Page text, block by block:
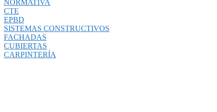
NORMATIVA
CTE
EPBD
SISTEMAS CONSTRUCTIVOS
FACHADAS
CUBIERTAS
CARPINTERÍA